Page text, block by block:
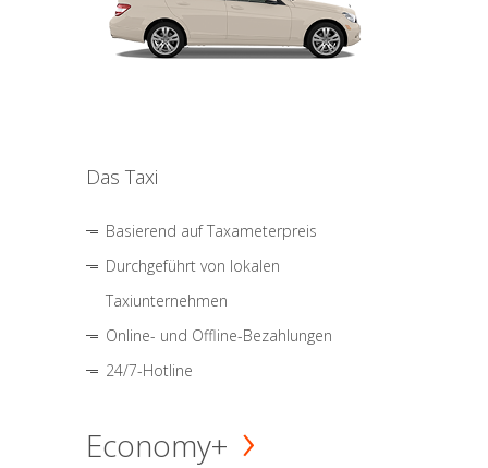
Das Taxi
Basierend auf Taxameterpreis
Durchgeführt von lokalen
Taxiunternehmen
Online- und Offline-Bezahlungen
24/7-Hotline
Economy+